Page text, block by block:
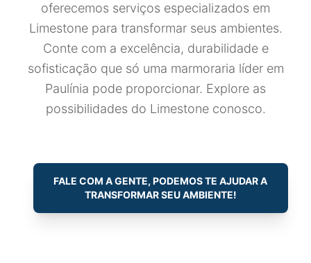
oferecemos serviços especializados em
Limestone para transformar seus ambientes.
Conte com a excelência, durabilidade e
sofisticação que só uma marmoraria líder em
Paulínia pode proporcionar. Explore as
possibilidades do Limestone conosco.
FALE COM A GENTE, PODEMOS TE AJUDAR A
TRANSFORMAR SEU AMBIENTE!